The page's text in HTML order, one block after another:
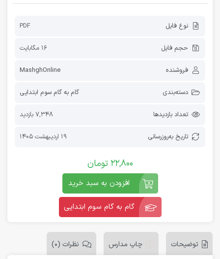
نوع فایل PDF
حجم فایل 16 مگابایت
فروشنده MashghOnline
دسته‌بندی گام به گام سوم ابتدایی
تعداد بازدیدها 7,348 بازدید
تاریخ به‌روز‌رسانی 19 اردیبهشت 1405
22,800 تومان
افزودن به سبد خرید
گام به گام سوم ابتدایی
توضیحات چاپ مدارس نظرات (0)